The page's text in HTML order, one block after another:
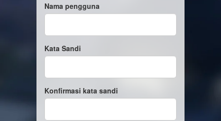
Nama pengguna
Kata Sandi
Konfirmasi kata sandi